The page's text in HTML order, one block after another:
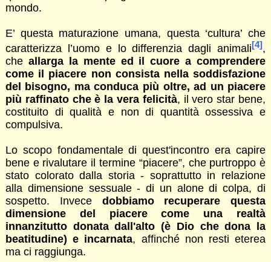
mondo.
E’ questa maturazione umana, questa ‘cultura’ che
caratterizza l’uomo e lo differenzia dagli animali[4],
che allarga la mente ed il cuore a comprendere
come il piacere non consista nella soddisfazione
del bisogno, ma conduca più oltre, ad un piacere
più raffinato che è la vera felicità, il vero star bene,
costituito di qualità e non di quantità ossessiva e
compulsiva.
Lo scopo fondamentale di quest'incontro era capire
bene e rivalutare il termine “piacere”, che purtroppo è
stato colorato dalla storia - soprattutto in relazione
alla dimensione sessuale - di un alone di colpa, di
sospetto. Invece dobbiamo recuperare questa
dimensione del piacere come una realtà
innanzitutto donata dall'alto (è Dio che dona la
beatitudine) e incarnata, affinché non resti eterea
ma ci raggiunga.